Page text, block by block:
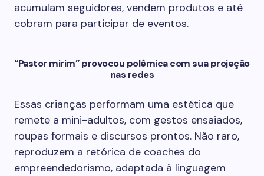
acumulam seguidores, vendem produtos e até
cobram para participar de eventos.
“Pastor mirim” provocou polêmica com sua projeção
nas redes
Essas crianças performam uma estética que
remete a mini-adultos, com gestos ensaiados,
roupas formais e discursos prontos. Não raro,
reproduzem a retórica de coaches do
empreendedorismo, adaptada à linguagem